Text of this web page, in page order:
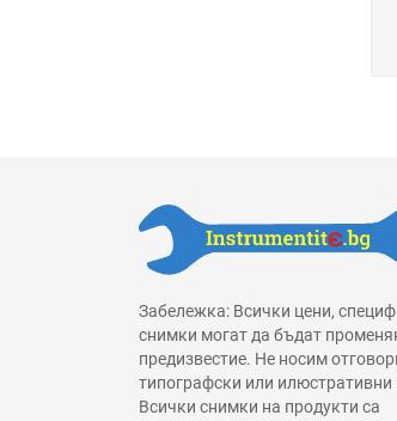
Забележка: Всички цени,
снимки могат да бъдат
предизвестие. Не носим
типографски или илюстративни
Всички снимки на продукти са